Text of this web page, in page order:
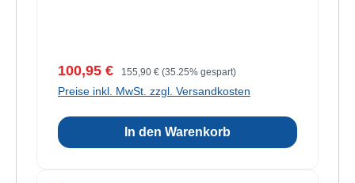
Verkaufspreis:
100,95 € Regulärer Preis:
155,90 € (35.25% gespart)
Preise inkl. MwSt. zzgl. Versandkosten
In den Warenkorb